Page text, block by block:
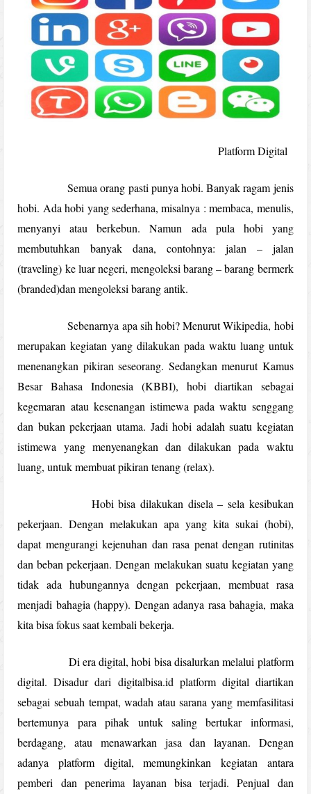
Platform Digital
Semua orang pasti punya hobi. Banyak ragam jenis
hobi. Ada hobi yang sederhana, misalnya : membaca, menulis,
menyanyi atau berkebun. Namun ada pula hobi yang
membutuhkan banyak dana, contohnya: jalan – jalan
(traveling) ke luar negeri, mengoleksi barang – barang bermerk
(branded)dan mengoleksi barang antik.
Sebenarnya apa sih hobi? Menurut Wikipedia, hobi
merupakan kegiatan yang dilakukan pada waktu luang untuk
menenangkan pikiran seseorang. Sedangkan menurut Kamus
Besar Bahasa Indonesia (KBBI), hobi diartikan sebagai
kegemaran atau kesenangan istimewa pada waktu senggang
dan bukan pekerjaan utama. Jadi hobi adalah suatu kegiatan
istimewa yang menyenangkan dan dilakukan pada waktu
luang, untuk membuat pikiran tenang (relax).
Hobi bisa dilakukan disela – sela kesibukan
pekerjaan. Dengan melakukan apa yang kita sukai (hobi),
dapat mengurangi kejenuhan dan rasa penat dengan rutinitas
dan beban pekerjaan. Dengan melakukan suatu kegiatan yang
tidak ada hubungannya dengan pekerjaan, membuat rasa
menjadi bahagia (happy). Dengan adanya rasa bahagia, maka
kita bisa fokus saat kembali bekerja.
Di era digital, hobi bisa disalurkan melalui platform
digital. Disadur dari digitalbisa.id platform digital diartikan
sebagai sebuah tempat, wadah atau sarana yang memfasilitasi
bertemunya para pihak untuk saling bertukar informasi,
berdagang, atau menawarkan jasa dan layanan. Dengan
adanya platform digital, memungkinkan kegiatan antara
pemberi dan penerima layanan bisa terjadi. Penjual dan